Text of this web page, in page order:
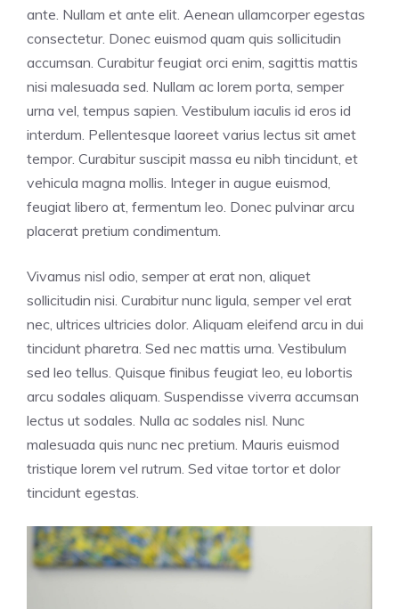
ante. Nullam et ante elit. Aenean ullamcorper egestas
consectetur. Donec euismod quam quis sollicitudin
accumsan. Curabitur feugiat orci enim, sagittis mattis
nisi malesuada sed. Nullam ac lorem porta, semper
urna vel, tempus sapien. Vestibulum iaculis id eros id
interdum. Pellentesque laoreet varius lectus sit amet
tempor. Curabitur suscipit massa eu nibh tincidunt, et
vehicula magna mollis. Integer in augue euismod,
feugiat libero at, fermentum leo. Donec pulvinar arcu
placerat pretium condimentum.
Vivamus nisl odio, semper at erat non, aliquet
sollicitudin nisi. Curabitur nunc ligula, semper vel erat
nec, ultrices ultricies dolor. Aliquam eleifend arcu in dui
tincidunt pharetra. Sed nec mattis urna. Vestibulum
sed leo tellus. Quisque finibus feugiat leo, eu lobortis
arcu sodales aliquam. Suspendisse viverra accumsan
lectus ut sodales. Nulla ac sodales nisl. Nunc
malesuada quis nunc nec pretium. Mauris euismod
tristique lorem vel rutrum. Sed vitae tortor et dolor
tincidunt egestas.